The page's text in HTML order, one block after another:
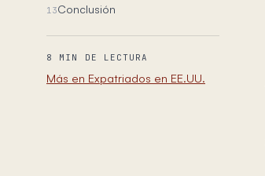
13Conclusión
8 MIN DE LECTURA
Más en Expatriados en EE.UU.